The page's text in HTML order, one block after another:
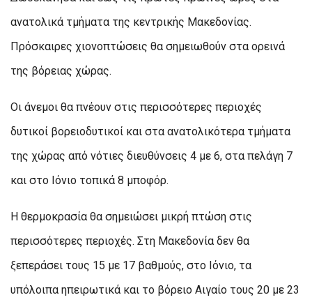
ανατολικά τμήματα της κεντρικής Μακεδονίας.
Πρόσκαιρες χιονοπτώσεις θα σημειωθούν στα ορεινά
της βόρειας χώρας.
Οι άνεμοι θα πνέουν στις περισσότερες περιοχές
δυτικοί βορειοδυτικοί και στα ανατολικότερα τμήματα
της χώρας από νότιες διευθύνσεις 4 με 6, στα πελάγη 7
και στο Ιόνιο τοπικά 8 μποφόρ.
Η θερμοκρασία θα σημειώσει μικρή πτώση στις
περισσότερες περιοχές. Στη Μακεδονία δεν θα
ξεπεράσει τους 15 με 17 βαθμούς, στο Ιόνιο, τα
υπόλοιπα ηπειρωτικά και το βόρειο Αιγαίο τους 20 με 23